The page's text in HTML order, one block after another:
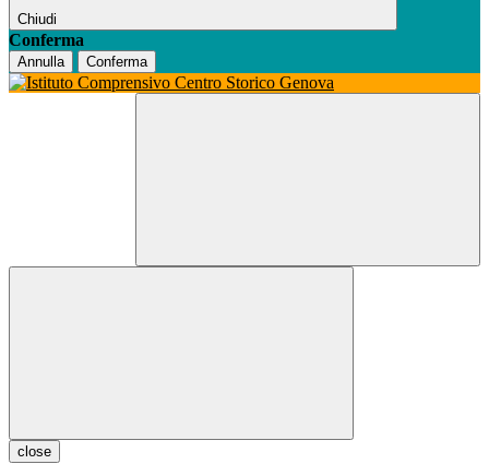
Chiudi
Conferma
Annulla Conferma
close